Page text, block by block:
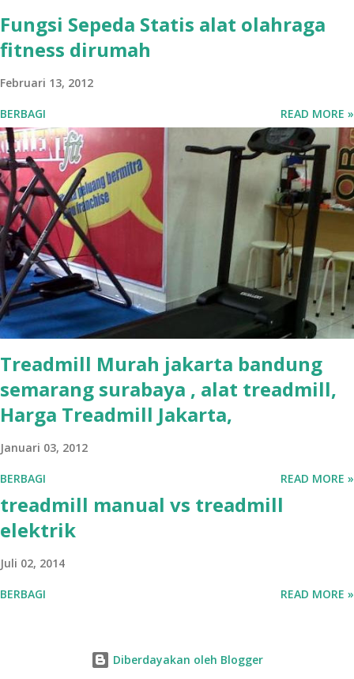
Fungsi Sepeda Statis alat olahraga
fitness dirumah
Februari 13, 2012
BERBAGI READ MORE »
Treadmill Murah jakarta bandung
semarang surabaya , alat treadmill,
Harga Treadmill Jakarta,
Januari 03, 2012
BERBAGI READ MORE »
treadmill manual vs treadmill
elektrik
Juli 02, 2014
BERBAGI READ MORE »
Diberdayakan oleh Blogger